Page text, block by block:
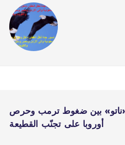
بين ضغوط ترمب وحرص
أوروبا على تجنّب القطيعة